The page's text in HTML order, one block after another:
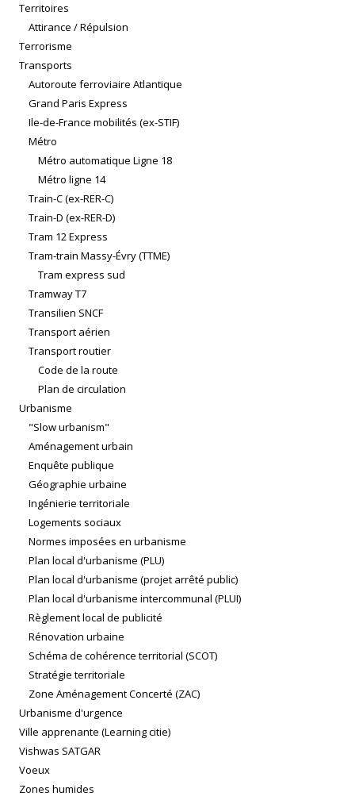
Territoires
Attirance / Répulsion
Terrorisme
Transports
Autoroute ferroviaire Atlantique
Grand Paris Express
Ile-de-France mobilités (ex-STIF)
Métro
Métro automatique Ligne 18
Métro ligne 14
Train-C (ex-RER-C)
Train-D (ex-RER-D)
Tram 12 Express
Tram-train Massy-Évry (TTME)
Tram express sud
Tramway T7
Transilien SNCF
Transport aérien
Transport routier
Code de la route
Plan de circulation
Urbanisme
"Slow urbanism"
Aménagement urbain
Enquête publique
Géographie urbaine
Ingénierie territoriale
Logements sociaux
Normes imposées en urbanisme
Plan local d'urbanisme (PLU)
Plan local d'urbanisme (projet arrêté public)
Plan local d'urbanisme intercommunal (PLUI)
Règlement local de publicité
Rénovation urbaine
Schéma de cohérence territorial (SCOT)
Stratégie territoriale
Zone Aménagement Concerté (ZAC)
Urbanisme d'urgence
Ville apprenante (Learning citie)
Vishwas SATGAR
Voeux
Zones humides